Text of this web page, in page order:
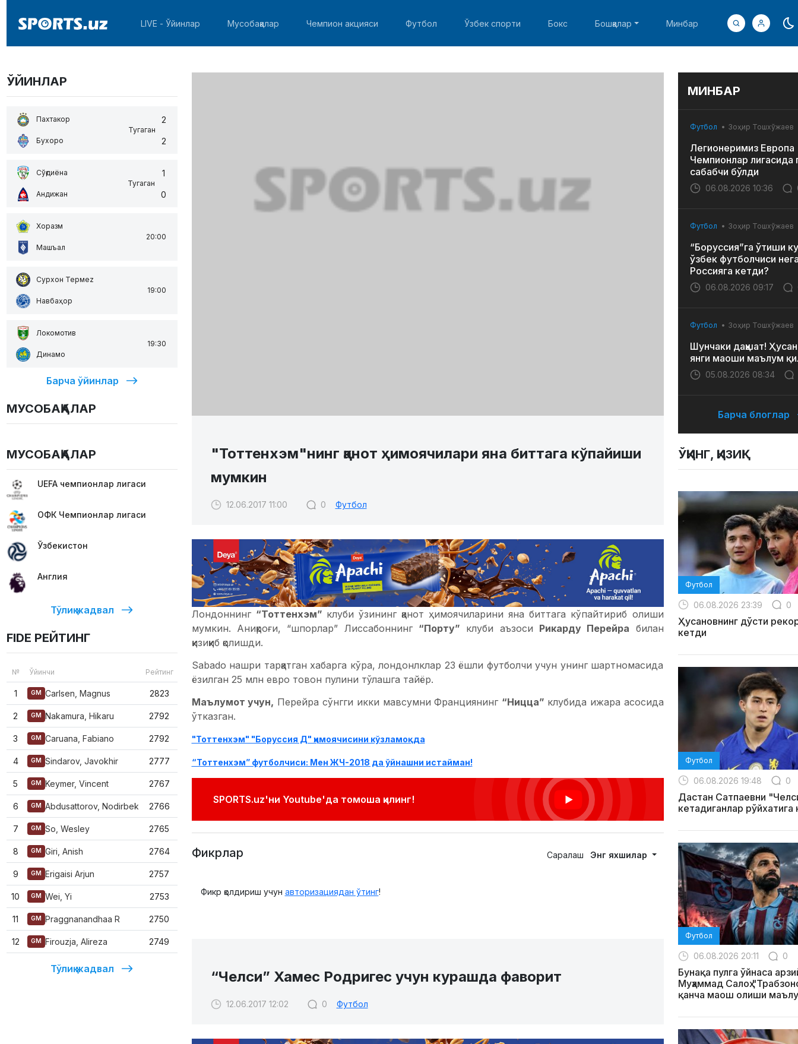
LIVE - Ўйинлар Мусобақалар Чемпион акцияси Футбол Ўзбек спорти Бокс Бошқалар Минбар
ЎЙИНЛАР
Пахтакор
Бухоро
Тугаган
2
2
Сўғдиёна
Андижан
Тугаган
1
0
Хоразм
Машъал
20:00
Сурхон Термеz
Навбаҳор
19:00
Локомотив
Динамо
19:30
Барча ўйинлар
МУСОБАҚАЛАР
МУСОБАҚАЛАР
UEFA чемпионлар лигаси
ОФК Чемпионлар лигаси
Ўзбекистон
Англия
Тўлиқ жадвал
FIDE РЕЙТИНГ
№ Ўйинчи Рейтинг
1 GM Carlsen, Magnus 2823
2 GM Nakamura, Hikaru 2792
3 GM Caruana, Fabiano 2792
4 GM Sindarov, Javokhir 2777
5 GM Keymer, Vincent 2767
6 GM Abdusattorov, Nodirbek 2766
7 GM So, Wesley 2765
8 GM Giri, Anish 2764
9 GM Erigaisi Arjun 2757
10 GM Wei, Yi 2753
11 GM Praggnanandhaa R 2750
12 GM Firouzja, Alireza 2749
Тўлиқ жадвал
"Тоттенхэм"нинг қанот ҳимоячилари яна биттага кўпайиши
мумкин
12.06.2017 11:00 0 Футбол
Лондоннинг “Тоттенхэм” клуби ўзининг қанот ҳимоячиларини яна биттага кўпайтириб олиши
мумкин. Аниқроғи, “шпорлар” Лиссабоннинг “Порту” клуби аъзоси Рикарду Перейра билан
қизиқиб қолишди.
Sabado нашри тарқатган хабарга кўра, лондонлклар 23 ёшли футболчи учун унинг шартномасида
ёзилган 25 млн евро товон пулини тўлашга тайёр.
Маълумот учун, Перейра сўнгги икки мавсумни Франциянинг “Ницца” клубида ижара асосида
ўтказган.
"Тоттенхэм" "Боруссия Д" ҳимоячисини кўзламоқда
“Тоттенхэм” футболчиси: Мен ЖЧ-2018 да ўйнашни истайман!
SPORTS.uz'ни Youtube'да томоша қилинг!
Фикрлар Саралаш Энг яхшилар
Фикр қолдириш учун авторизациядан ўтинг!
“Челси” Хамес Родригес учун курашда фаворит
12.06.2017 12:02 0 Футбол
МИНБАР
Футбол Зоҳир Тошхўжаев
Легионеримиз Европа
Чемпионлар лигасида
сабабчи бўлди
06.08.2026 10:36
Футбол Зоҳир Тошхўжаев
“Боруссия”га ўтиши
ўзбек футболчиси
Россияга кетди?
06.08.2026 09:17
Футбол Зоҳир Тошхўжаев
Шунчаки даҳшат!
янги маоши маълум
05.08.2026 08:34
Барча блоглар
ЎҚИНГ, ҚИЗИҚ!
Футбол
06.08.2026 23:39 0
Ҳусановнинг дўсти
кетди
Футбол
06.08.2026 19:48 0
Дастан Сатпаевни
кетадиганлар
Футбол
06.08.2026 20:11 0
Бунақа пулга ўйнаса
Муҳаммад Салоҳ
қанча маош олиши